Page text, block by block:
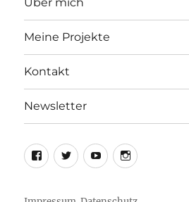
Meine Projekte
Kontakt
Newsletter
Facebook
TwitterYoutubeInstagram